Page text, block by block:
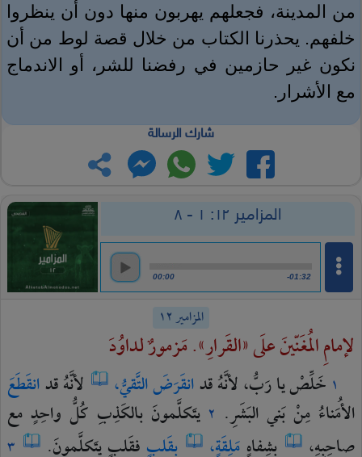
من المدينة، فجعلهم يهربون منها دون أن ينظروا
خلفهم. يحذرنا الكتاب من خلال قصة لوط من أن
نكون غير حازمين في رفضنا للشر، أو الاندماج
مع الأشرار.
شارك الرسالة
المزامير ١٢: ١ - ٨
00:00 -01:32
المزامير ١٢
لإمامِ المُغَنّينَ علَى «القَرارِ». مَزمورٌ لداوُدَ
١ خَلِّصْيارَبُّ،لأنَّهُقدانقَرَضَالتَّقيُّ، لأنَّهُقدانقَطَعَ
الأُمَناءُ مِنْبَني البَشَرِ. ٢ يتَكلَّمونَ بالكَذِبِ كُلُّ واحِدٍ مع
صاحِبِهِ،
بشِفاهٍمَلِقَةٍ، بقَلبٍفقَلبٍيتَكلَّمونَ. ٣